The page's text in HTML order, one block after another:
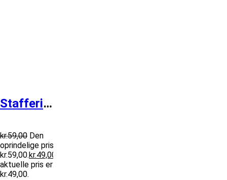
Stafferinger Maxi P til brug på bla s...
kr.59,00 Den
oprindelige pris var:
kr.59,00.kr.49,00
aktuelle pris er:
kr.49,00.